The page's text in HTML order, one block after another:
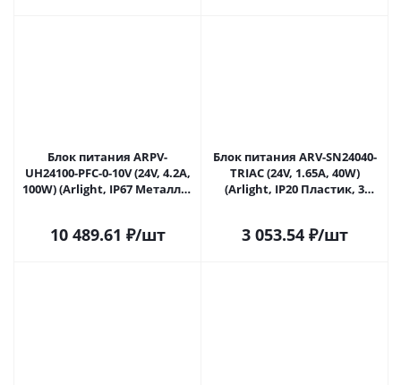
Блок питания ARPV-
UH24100-PFC-0-10V (24V, 4.2A,
100W) (Arlight, IP67 Металл, 7
10 489.61 ₽/шт
Блок питания ARV-SN24040-
TRIAC (24V, 1.65A, 40W)
(Arlight, IP20 Пластик, 3
3 053.54₽/шт